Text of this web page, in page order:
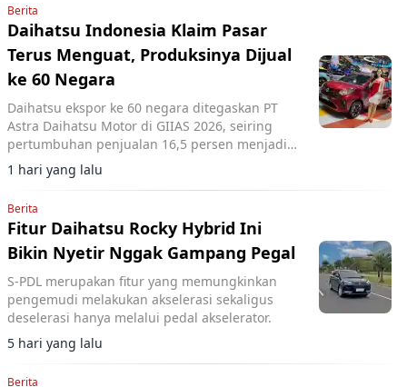
Berita
Daihatsu Indonesia Klaim Pasar
Terus Menguat, Produksinya Dijual
ke 60 Negara
Daihatsu ekspor ke 60 negara ditegaskan PT
Astra Daihatsu Motor di GIIAS 2026, seiring
pertumbuhan penjualan 16,5 persen menjadi
138 ribu unit pada 2025.
1 hari yang lalu
Berita
Fitur Daihatsu Rocky Hybrid Ini
Bikin Nyetir Nggak Gampang Pegal
S-PDL merupakan fitur yang memungkinkan
pengemudi melakukan akselerasi sekaligus
deselerasi hanya melalui pedal akselerator.
5 hari yang lalu
Berita